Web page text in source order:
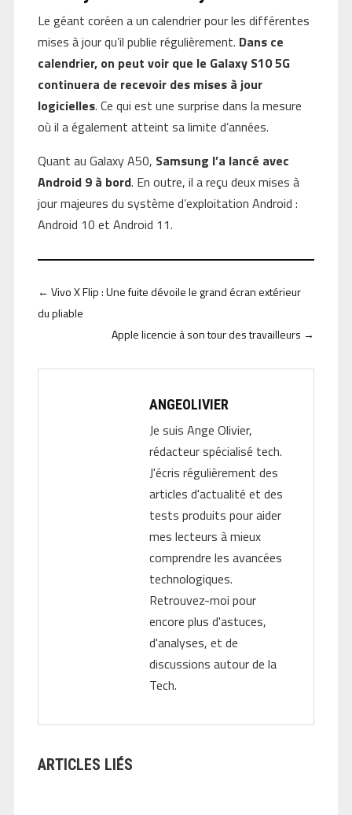
Le géant coréen a un calendrier pour les différentes
mises à jour qu’il publie régulièrement. Dans ce
calendrier, on peut voir que le Galaxy S10 5G
continuera de recevoir des mises à jour
logicielles. Ce qui est une surprise dans la mesure
où il a également atteint sa limite d’années.
Quant au Galaxy A50, Samsung l’a lancé avec
Android 9 à bord. En outre, il a reçu deux mises à
jour majeures du système d’exploitation Android :
Android 10 et Android 11.
← Vivo X Flip : Une fuite dévoile le grand écran extérieur
du pliable
Apple licencie à son tour des travailleurs →
ANGEOLIVIER
Je suis Ange Olivier,
rédacteur spécialisé tech.
J'écris régulièrement des
articles d'actualité et des
tests produits pour aider
mes lecteurs à mieux
comprendre les avancées
technologiques.
Retrouvez-moi pour
encore plus d'astuces,
d'analyses, et de
discussions autour de la
Tech.
ARTICLES LIÉS